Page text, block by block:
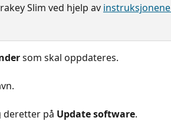
Slim ved hjelp av instruksjonene
som skal oppdateres.
deretter på Update software.